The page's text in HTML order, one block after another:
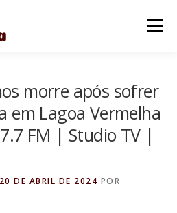
Menu
morre após sofrer
em Lagoa Vermelha
FM | Studio TV |
DE ABRIL DE 2024 POR